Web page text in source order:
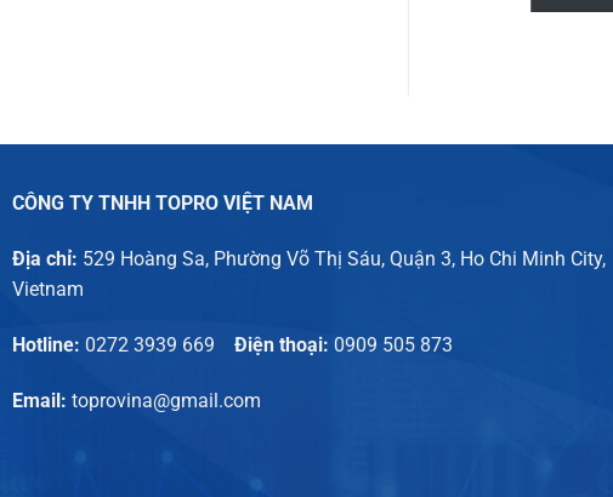
CÔNG TY TNHH TOPRO VIỆT NAM
Địa chỉ: 529 Hoàng Sa, Phường Võ Thị Sáu, Quận 3, Ho Chi Minh City,
Vietnam
Hotline: 0272 3939 669 Điện thoại: 0909 505 873
Email: toprovina@gmail.com